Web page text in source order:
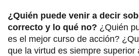
¿Quién puede venir a decir
correcto y lo qué no? ¿Quién
es el mejor curso de acción?
que la virtud es siempre superior